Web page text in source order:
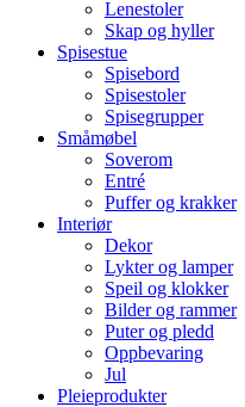
Lenestoler
Skap og hyller
Spisestue
Spisebord
Spisestoler
Spisegrupper
Småmøbel
Soverom
Entré
Puffer og krakker
Interiør
Dekor
Lykter og lamper
Speil og klokker
Bilder og rammer
Puter og pledd
Oppbevaring
Jul
Pleieprodukter